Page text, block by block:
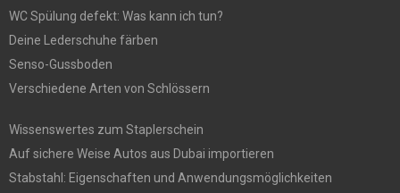
WC Spülung defekt: Was kann ich tun?
Deine Lederschuhe färben
Senso-Gussboden
Verschiedene Arten von Schlössern
Wissenswertes zum Staplerschein
Auf sichere Weise Autos aus Dubai importieren
Stabstahl: Eigenschaften und Anwendungsmöglichkeiten